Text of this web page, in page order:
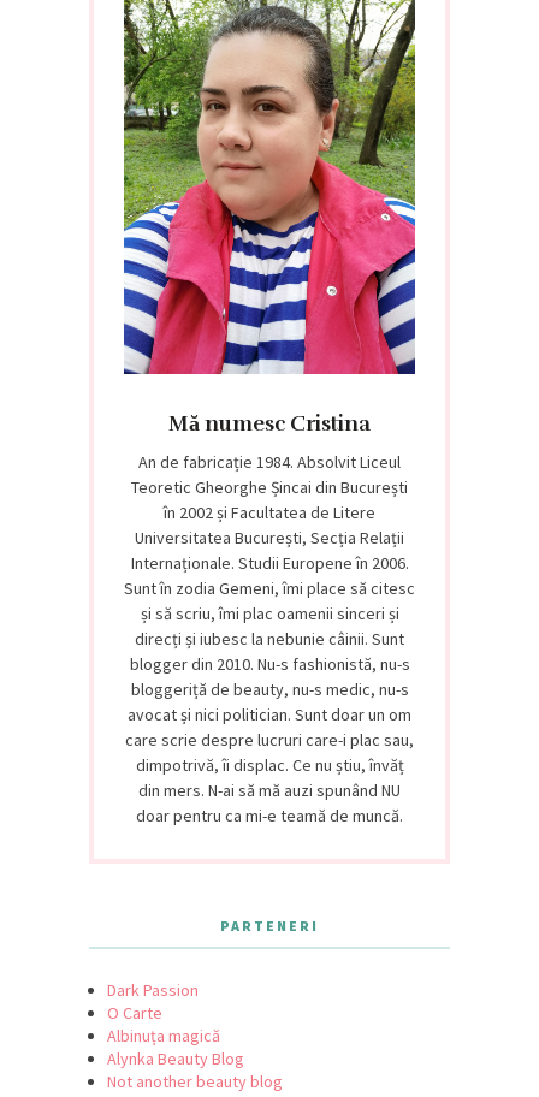
Mă numesc Cristina
An de fabricație 1984. Absolvit Liceul
Teoretic Gheorghe Șincai din București
în 2002 și Facultatea de Litere
Universitatea București, Secția Relații
Internaționale. Studii Europene în 2006.
Sunt în zodia Gemeni, îmi place să citesc
și să scriu, îmi plac oamenii sinceri și
direcți și iubesc la nebunie câinii. Sunt
blogger din 2010. Nu-s fashionistă, nu-s
bloggeriță de beauty, nu-s medic, nu-s
avocat și nici politician. Sunt doar un om
care scrie despre lucruri care-i plac sau,
dimpotrivă, îi displac. Ce nu știu, învăț
din mers. N-ai să mă auzi spunând NU
doar pentru ca mi-e teamă de muncă.
PARTENERI
Dark Passion
O Carte
Albinuța magică
Alynka Beauty Blog
Not another beauty blog